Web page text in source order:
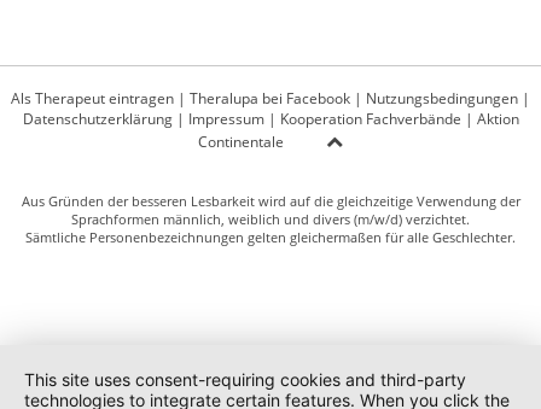
Als Therapeut eintragen | Theralupa bei Facebook | Nutzungsbedingungen |
Datenschutzerklärung| Impressum| Kooperation Fachverbände | Aktion
Continentale
Aus Gründen der besseren Lesbarkeit wird auf die gleichzeitige Verwendung der
Sprachformen männlich, weiblich und divers (m/w/d) verzichtet.
Sämtliche Personenbezeichnungen gelten gleichermaßen für alle Geschlechter.
This site uses consent-requiring cookies and third-party
technologies to integrate certain features. When you click the